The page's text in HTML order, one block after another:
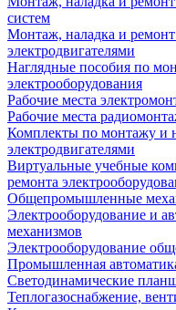
систем
Монтаж, наладка и
электродвигателями
Наглядные пособия по
электрооборудования
Рабочие места
Рабочие места
Комплекты по монтажу и
электродвигателями
Виртуальные учебные
ремонта
Общепромышленные
Электрооборудование и
механизмов
Электрооборудование
Промышленная
Светодинамические
Теплогазоснабжение,